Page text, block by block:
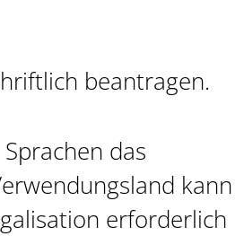
beantragen.
das
kann
erforderlich